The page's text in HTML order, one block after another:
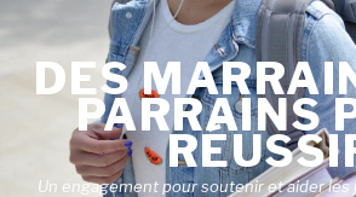
contenuDES
PARRAINS
Un engagement pour soutenir et aider les